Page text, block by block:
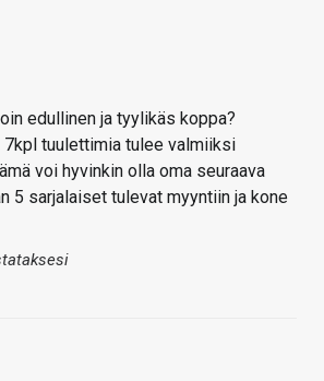
edullinen ja tyylikäs koppa?
7kpl tuulettimia tulee valmiiksi
voi hyvinkin olla oma seuraava
5 sarjalaiset tulevat myyntiin ja kone